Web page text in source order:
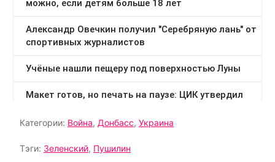
Категории: Война, Донбасс, Украина
Тэги: Зеленский, Пушилин